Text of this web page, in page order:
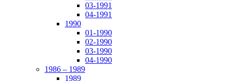
03-1991
04-1991
1990
01-1990
02-1990
03-1990
04-1990
1986 – 1989
1989